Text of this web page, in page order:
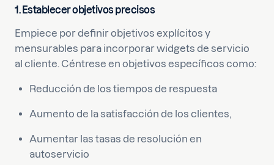
1. Establecer objetivos precisos
Empiece por definir objetivos explícitos y
mensurables para incorporar widgets de servicio
al cliente. Céntrese en objetivos específicos como:
Reducción de los tiempos de respuesta
Aumento de la satisfacción de los clientes,
Aumentar las tasas de resolución en
autoservicio